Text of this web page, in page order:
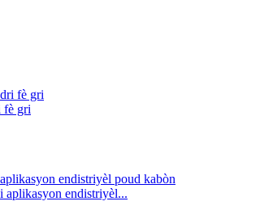
fè gri
endistriyèl...